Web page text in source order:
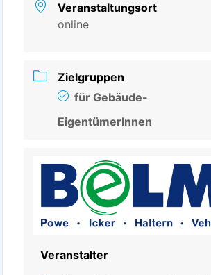
Veranstaltungsort
online
Zielgruppen
für Gebäude-
EigentümerInnen
Veranstalter